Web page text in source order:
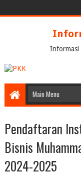
Informasi
Pendaftaran
Bisnis
2024-2025